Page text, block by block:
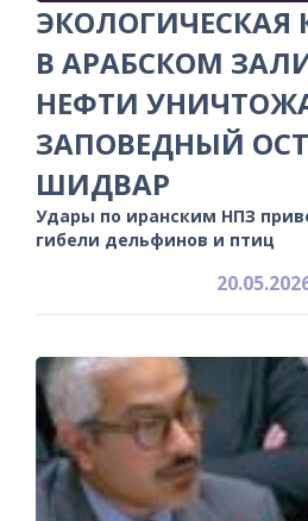
ЭКОЛОГИЧЕСКАЯ
В АРАБСКОМ
НЕФТИ
ЗАПОВЕДНЫЙ
ШИДВАР
Удары по иранским НПЗ
гибели дельфинов и птиц